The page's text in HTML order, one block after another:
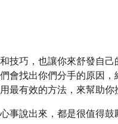
技巧，也讓你來舒發自
會找出你們分手的原因
最有效的方法，來幫助你
事說出來，都是很值得鼓